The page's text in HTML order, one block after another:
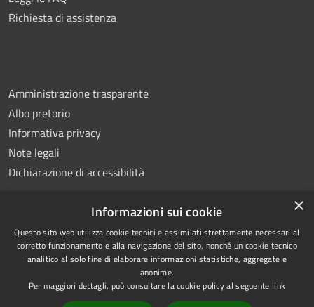
Richiesta di assistenza
Amministrazione trasparente
Albo pretorio
Informativa privacy
Note legali
Dichiarazione di accessibilità
RSS
Accessibilità
Privacy
Copyright © 2026 • Comune di
Montemiletto • Powered by
Municipium•Accesso
redazione
×
Informazioni sui cookie
Questo sito web utilizza cookie tecnici e assimilati strettamente necessari al
corretto funzionamento e alla navigazione del sito, nonché un cookie tecnico
analitico al solo fine di elaborare informazioni statistiche, aggregate e
anonime.
Per maggiori dettagli, può consultare la cookie policy al seguente link